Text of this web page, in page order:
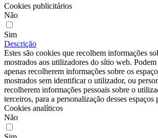
Cookies publicitários
Não
Sim
Descrição
Estes são cookies que recolhem informações
mostrados aos utilizadores do sítio web. Podem
apenas recolherem informações sobre os
mostrados sem identificar o utilizador, ou
recolherem informações pessoais sobre o
terceiros, para a personalização desses
Cookies analíticos
Não